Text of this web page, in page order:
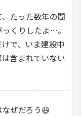
たった数年の間
くりしたよ…。
で、いま建設中
含まれていない
ぜだろう😆